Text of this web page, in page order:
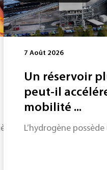
est considérée comme
7 Août 2026
Un réservoir
peut-il
mobilité ...
L’hydrogène